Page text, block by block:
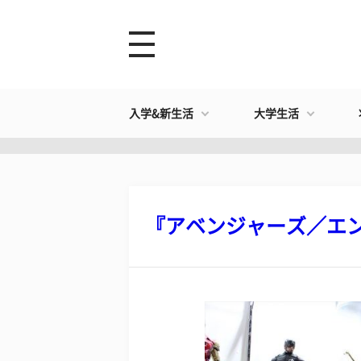
入学&新生活 大学生活
『アベンジャーズ／エ